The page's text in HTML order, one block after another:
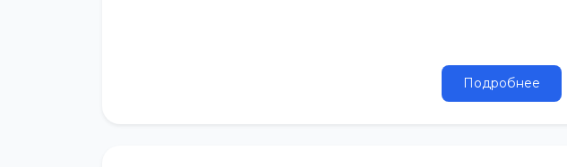
Подробнее